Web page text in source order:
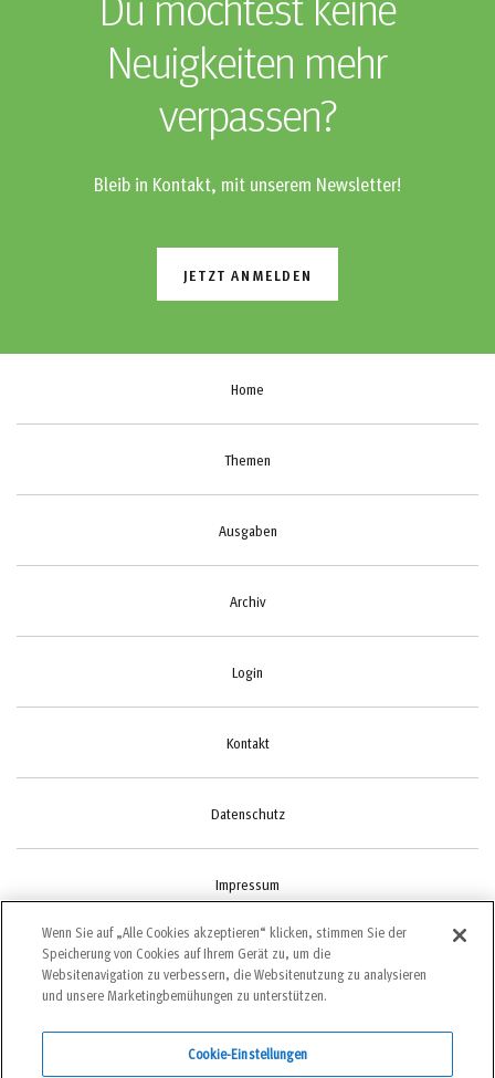
Du möchtest keine
Neuigkeiten mehr
verpassen?
Bleib in Kontakt, mit unserem Newsletter!
JETZT ANMELDEN
Home
Themen
Ausgaben
Archiv
Login
Kontakt
Datenschutz
Impressum
Cookie-Einstellungen
Wenn Sie auf „Alle Cookies akzeptieren“ klicken, stimmen Sie der
Speicherung von Cookies auf Ihrem Gerät zu, um die
Websitenavigation zu verbessern, die Websitenutzung zu analysieren
und unsere Marketingbemühungen zu unterstützen.
Cookie-Einstellungen